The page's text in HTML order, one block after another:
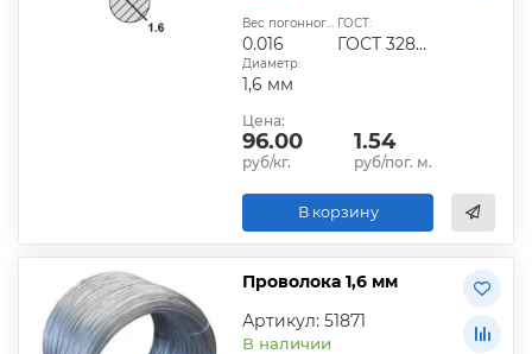
Вес погонного метра, кг:
0.016
ГОСТ:
ГОСТ 3282-74
Диаметр:
1,6 мм
Цена:
96.00
руб/кг.
1.54
руб/пог. м.
В корзину
Проволока 1,6 мм
Артикул: 51871
В наличии